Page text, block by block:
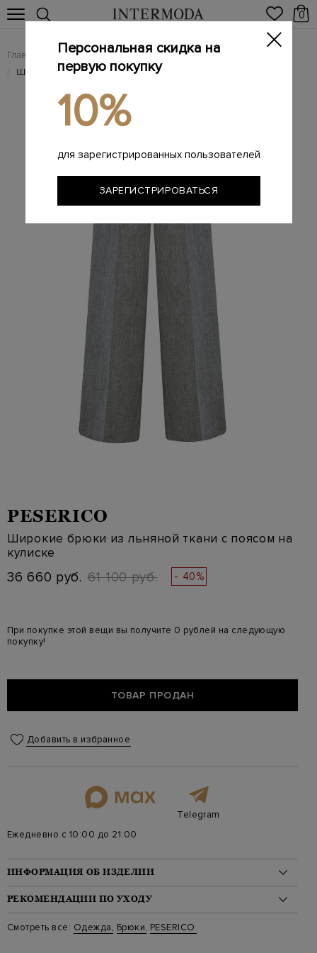
0
Главная Женщинам / Женская одежда / Женские брюки
/ Широкие брюки из льняной ткани с поясом на кулиске
PESERICO
Широкие брюки из льняной ткани с поясом на
кулиске
36 660 руб. 61 100 руб. - 40%
При покупке этой вещи вы получите 0 рублей на следующую
покупку!
ТОВАР ПРОДАН
Добавить в избранное
Telegram
Ежедневно с 10:00 до 21:00
ИНФОРМАЦИЯ ОБ ИЗДЕЛИИ
Материал: лен 100%
На модели: 175/81/61/91 на модели размер 40
Стиль: Палаццо
Цвет: Зеленый
РЕКОМЕНДАЦИИ ПО УХОДУ
Стирка: Ручная стирка при температуре воды до 40 градусов
Отбеливание: Отбеливание запрещено
Смотреть все: Одежда, Брюки, PESERICO
Персональная скидка на
первую покупку
10%
для зарегистрированных пользователей
ЗАРЕГИСТРИРОВАТЬСЯ